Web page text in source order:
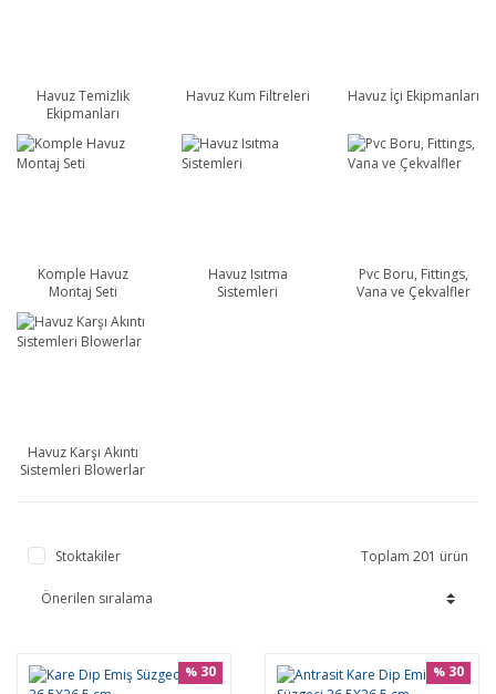
Havuz Temizlik
Ekipmanları
Havuz Kum Filtreleri Havuz İçi Ekipmanları
Komple Havuz
Montaj Seti
Havuz Isıtma
Sistemleri
Pvc Boru, Fittings,
Vana ve Çekvalfler
Havuz Karşı Akıntı
Sistemleri Blowerlar
Stoktakiler Toplam 201 ürün
% 30 % 30